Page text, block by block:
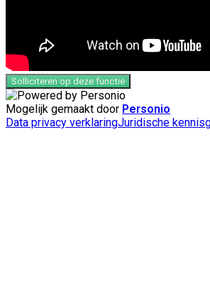
Solliciteren op deze functie
Mogelijk gemaakt door Personio
Data privacy verklaringJuridische